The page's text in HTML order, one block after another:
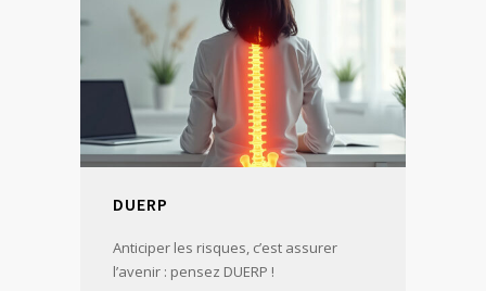
DUERP
Anticiper les risques, c’est assurer
l’avenir : pensez DUERP !